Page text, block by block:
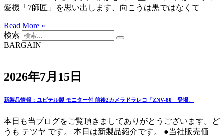
愛機「7師匠」を思い出します、向こうは黒ではなくて
Read More »
検索
BARGAIN
2026年7月15日
新製品情報：ユピテル製 モニター付 前後2カメラドラレコ「ZNV-80」登場。
本日も当ブログをご覧頂きましてありがとうございます。ど
うも テツヤ です。 本日は新製品紹介です。 ●当社販売価